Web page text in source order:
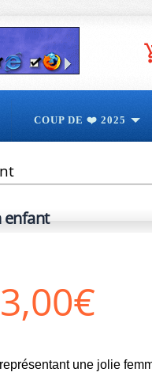
COUP DE ❤️ 2025
enfant
une jolie